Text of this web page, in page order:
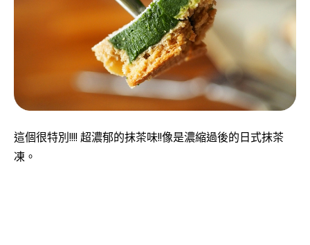
這個很特別!!!! 超濃郁的抹茶味!!像是濃縮過後的日式抹茶
凍。